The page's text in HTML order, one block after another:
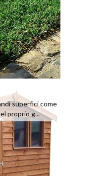
superfici come
proprio g...